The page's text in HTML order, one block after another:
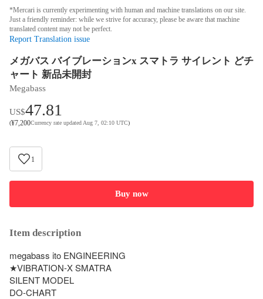
*Mercari is currently experimenting with human and machine translations on our site.
Just a friendly reminder: while we strive for accuracy, please be aware that machine
translated content may not be perfect.
Report Translation issue
メガバス バイブレーションx スマトラ サイレント どチ
ャート 新品未開封
Megabass
US$47.81
(¥7,200Currency rate updated Aug 7, 02:10 UTC)
1
Buy now
Item description
megabass ito ENGINEERING
★VIBRATION-X SMATRA
SILENT MODEL
DO-CHART